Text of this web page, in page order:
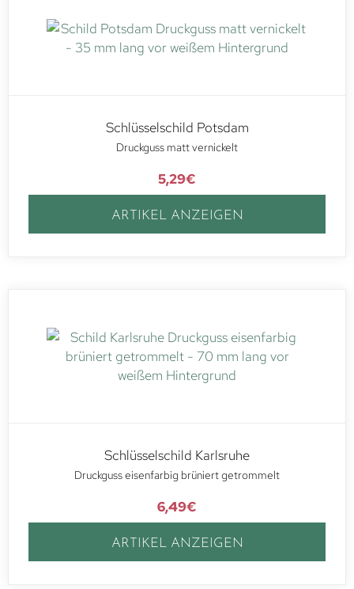
Schlüsselschild Potsdam
Druckguss matt vernickelt
5,29€
ARTIKEL ANZEIGEN
Schlüsselschild Karlsruhe
Druckguss eisenfarbig brüniert getrommelt
6,49€
ARTIKEL ANZEIGEN